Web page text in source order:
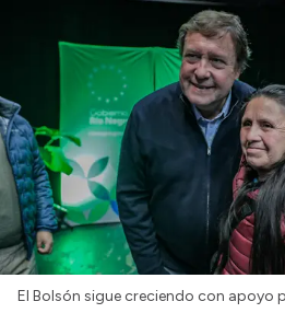
El Bolsón sigue creciendo con apoyo